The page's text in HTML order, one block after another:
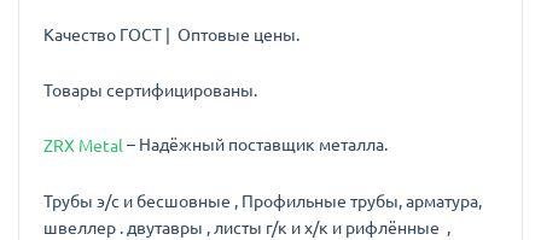
Качество ГОСТ | Оптовые цены.
Товары сертифицированы.
ZRX Metal– Надёжный поставщик металла.
Трубы э/с и бесшовные , Профильные трубы, арматура,
швеллер . двутавры , листы г/к и х/к и рифлённые ,